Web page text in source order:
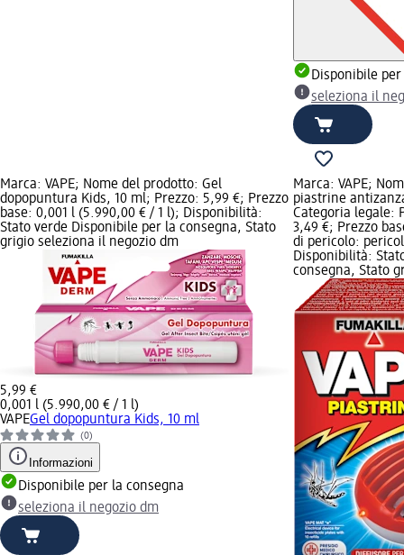
Disponibile
seleziona il
Marca: VAPE; Nome del prodotto: Gel
dopopuntura Kids, 10 ml; Prezzo: 5,99 €; Prezzo
base: 0,001 l (5.990,00 € / 1 l); Disponibilità:
Stato verde Disponibile per la consegna, Stato
grigio seleziona il negozio dm
5,99 €
0,001 l (5.990,00 € / 1 l)
VAPEGel dopopuntura Kids, 10 ml
(0)
Informazioni
Disponibile per la consegna
seleziona il negozio dm
Marca: VAPE;
piastrine
Categoria legale:
3,49 €; Prezzo
di pericolo:
Disponibilità:
consegna, Stato